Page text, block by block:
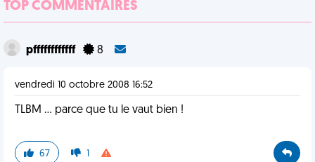
TOP COMMENTAIRES
pffffffffffff 8
vendredi 10 octobre 2008 16:52
TLBM ... parce que tu le vaut bien !
67 1